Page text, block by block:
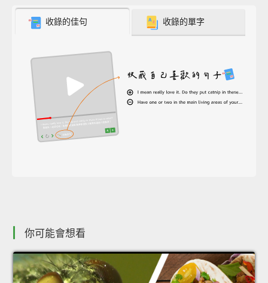
收錄的佳句 收錄的單字
你可能會想看